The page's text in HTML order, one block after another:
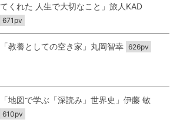
てくれた 人生で大切なこと」旅人KAD
671pv
「教養としての空き家」丸岡智幸 626pv
「地図で学ぶ「深読み」世界史」伊藤 敏
610pv